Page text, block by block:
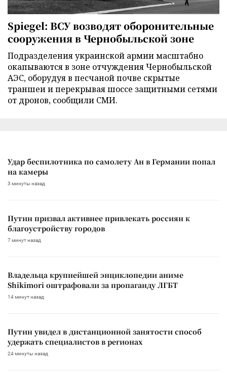
Spiegel: ВСУ возводят оборонительные
сооружения в Чернобыльской зоне
Подразделения украинской армии масштабно
окапываются в зоне отчуждения Чернобыльской
АЭС, оборудуя в песчаной почве скрытые
траншеи и перекрывая шоссе защитными сетями
от дронов, сообщили СМИ.
Удар беспилотника по самолету Ан в Германии попал
на камеры
3 минуты назад
Путин призвал активнее привлекать россиян к
благоустройству городов
7 минут назад
Владельца крупнейшей энциклопедии аниме
Shikimori оштрафовали за пропаганду ЛГБТ
14 минут назад
Путин увидел в дистанционной занятости способ
удержать специалистов в регионах
24 минуты назад